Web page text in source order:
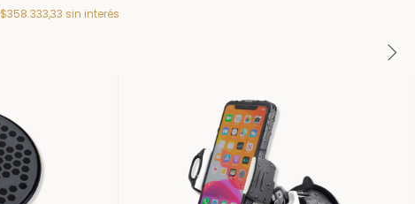
$358.333,33 sin interés